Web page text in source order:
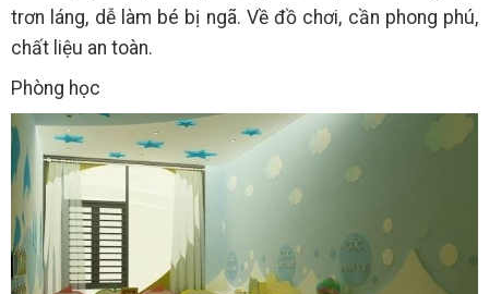
trơn láng, dễ làm bé bị ngã. Về đồ chơi, cần phong phú,
chất liệu an toàn.
Phòng học